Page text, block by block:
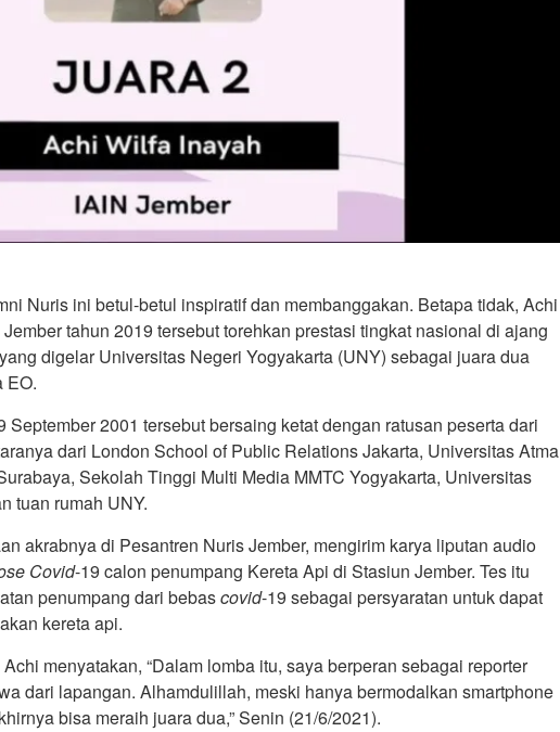
Nuris ini betul-betul inspiratif dan membanggakan. Betapa tidak, Achi
tahun 2019 tersebut torehkan prestasi tingkat nasional di ajang
digelar Universitas Negeri Yogyakarta (UNY) sebagai juara dua
EO.
September 2001 tersebut bersaing ketat dengan ratusan peserta dari
dari London School of Public Relations Jakarta, Universitas Atma
Sekolah Tinggi Multi Media MMTC Yogyakarta, Universitas
tuan rumah UNY.
akrabnya di Pesantren Nuris Jember, mengirim karya liputan audio
Covid-19 calon penumpang Kereta Api di Stasiun Jember. Tes itu
penumpang dari bebascovid-19 sebagai persyaratan untuk dapat
kereta api.
Achi menyatakan, “Dalam lomba itu, saya berperan sebagai reporter
dari lapangan. Alhamdulillah, meski hanya bermodalkan smartphone
bisa meraih juara dua,” Senin (21/6/2021).